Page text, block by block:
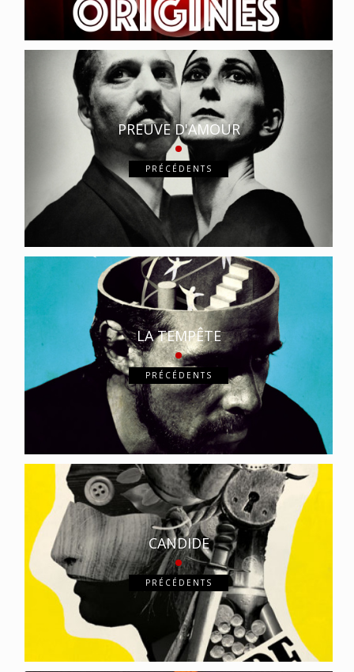
PREUVE D'AMOUR
PRÉCÉDENTS
LA TEMPÊTE
PRÉCÉDENTS
CANDIDE
PRÉCÉDENTS